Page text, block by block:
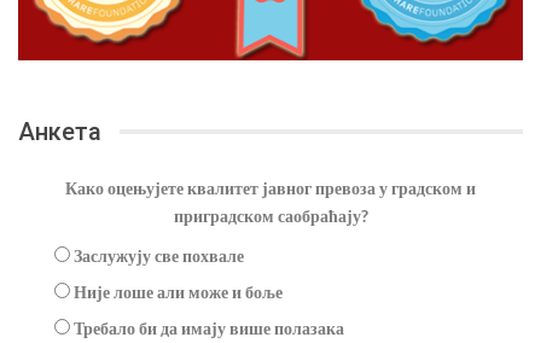
Анкета
Како оцењујете квалитет јавног превоза у градском и
приградском саобраћају?
Заслужују све похвале
Није лоше али може и боље
Требало би да имају више полазака